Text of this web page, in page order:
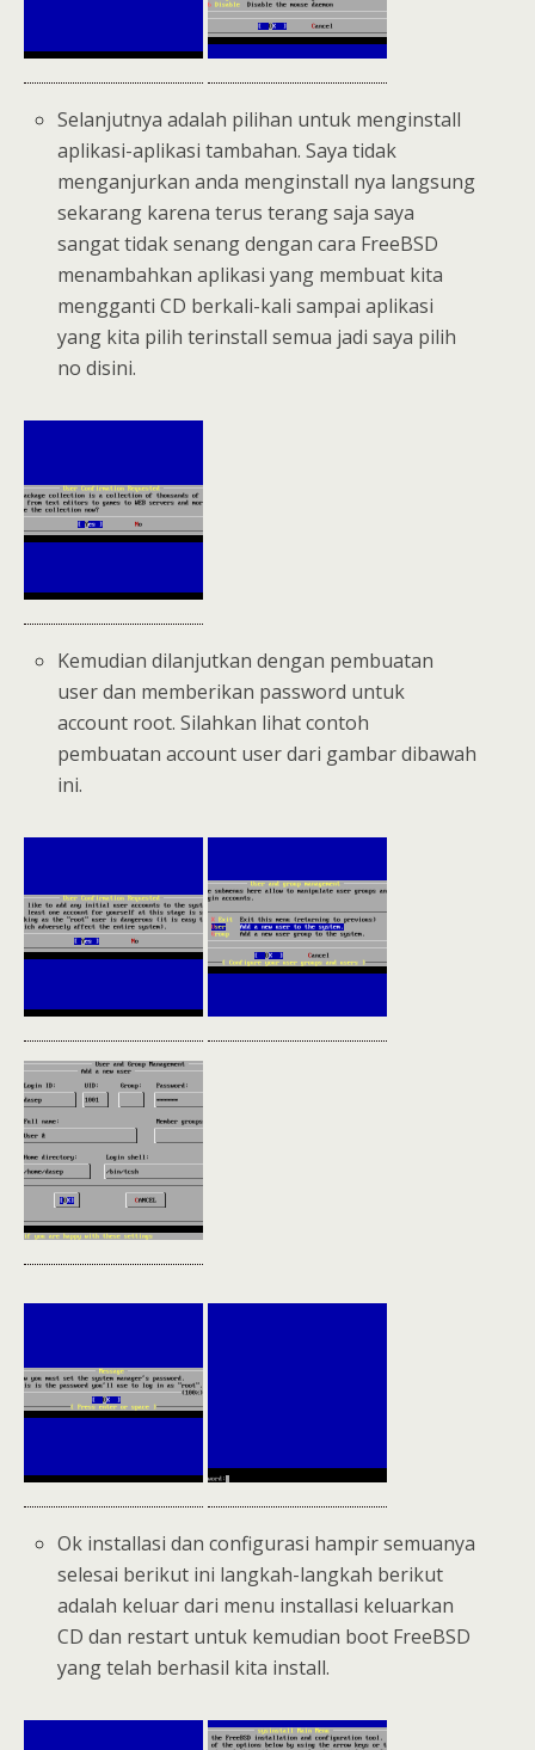
Selanjutnya adalah pilihan untuk menginstall
aplikasi-aplikasi tambahan. Saya tidak
menganjurkan anda menginstall nya langsung
sekarang karena terus terang saja saya
sangat tidak senang dengan cara FreeBSD
menambahkan aplikasi yang membuat kita
mengganti CD berkali-kali sampai aplikasi
yang kita pilih terinstall semua jadi saya pilih
no disini.
Kemudian dilanjutkan dengan pembuatan
user dan memberikan password untuk
account root. Silahkan lihat contoh
pembuatan account user dari gambar dibawah
ini.
Ok installasi dan configurasi hampir semuanya
selesai berikut ini langkah-langkah berikut
adalah keluar dari menu installasi keluarkan
CD dan restart untuk kemudian boot FreeBSD
yang telah berhasil kita install.